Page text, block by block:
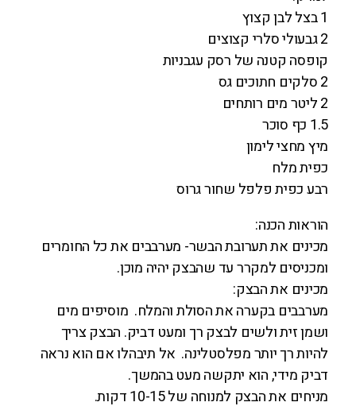
1 בצל לבן קצוץ
2 גבעולי סלרי קצוצים
קופסה קטנה של רסק עגבניות
2 סלקים חתוכים גס
2 ליטר מים רותחים
1.5 כף סוכר
מיץ מחצי לימון
כפית מלח
רבע כפית פלפל שחור גרוס
הוראות הכנה:
מכינים את תערובת הבשר- מערבבים את כל החומרים
ומכניסים למקרר עד שהבצק יהיה מוכן.
מכינים את הבצק:
מערבבים בקערה את הסולת והמלח. מוסיפים מים
ושמן זית ולשים לבצק רך ומעט דביק. הבצק צריך
להיות רך יותר מפלסטלינה. אל תיבהלו אם הוא נראה
דביק מידי, הוא יתקשה מעט בהמשך.
מניחים את הבצק למנוחה של 10-15 דקות.